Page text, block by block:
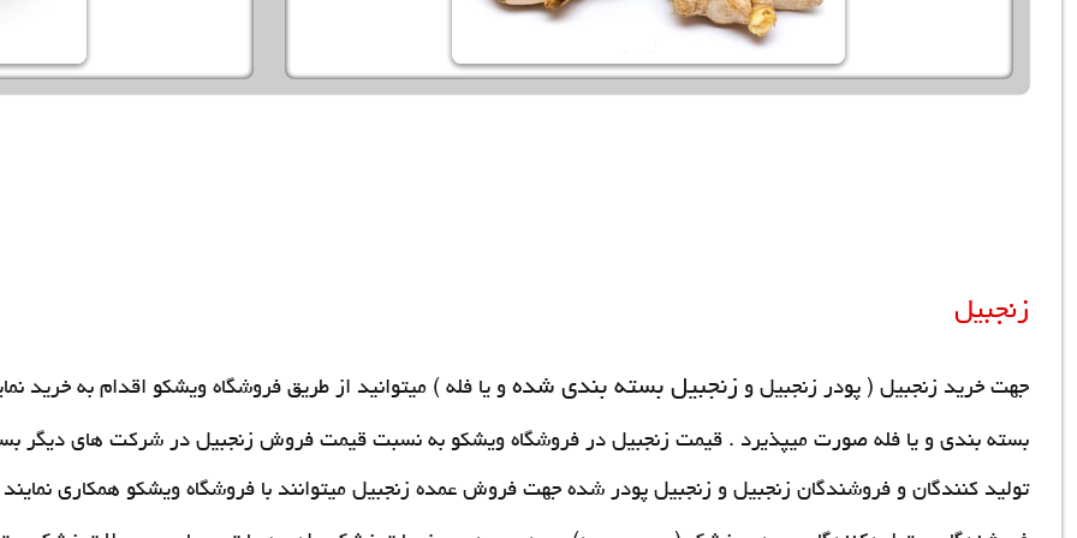
زنجبیل
جهت خرید زنجبیل ( پودر زنجبیل وزنجبیل بسته بندی شدهو یا فله ) میتوانید از طریق فروشگاه ویشکو اقدام به خرید
بسته بندی و یا فله صورت میپذیرد .قیمت زنجبیلدر فروشگاه ویشکو به نسبت قیمت فروش زنجبیل در شرکت های دیگر
تولید کنندگان و فروشندگانزنجبیلو زنجبیل پودر شده جهتفروش عمده زنجبیلمیتوانند با فروشگاه ویشکو همکاری